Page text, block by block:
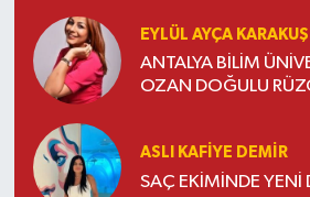
EYLÜL AYÇA KARAKUŞ
ANTALYA BİLİM
OZAN DOĞULU
ASLI KAFIYE DEMIR
SAÇ EKİMİNDE YENİ